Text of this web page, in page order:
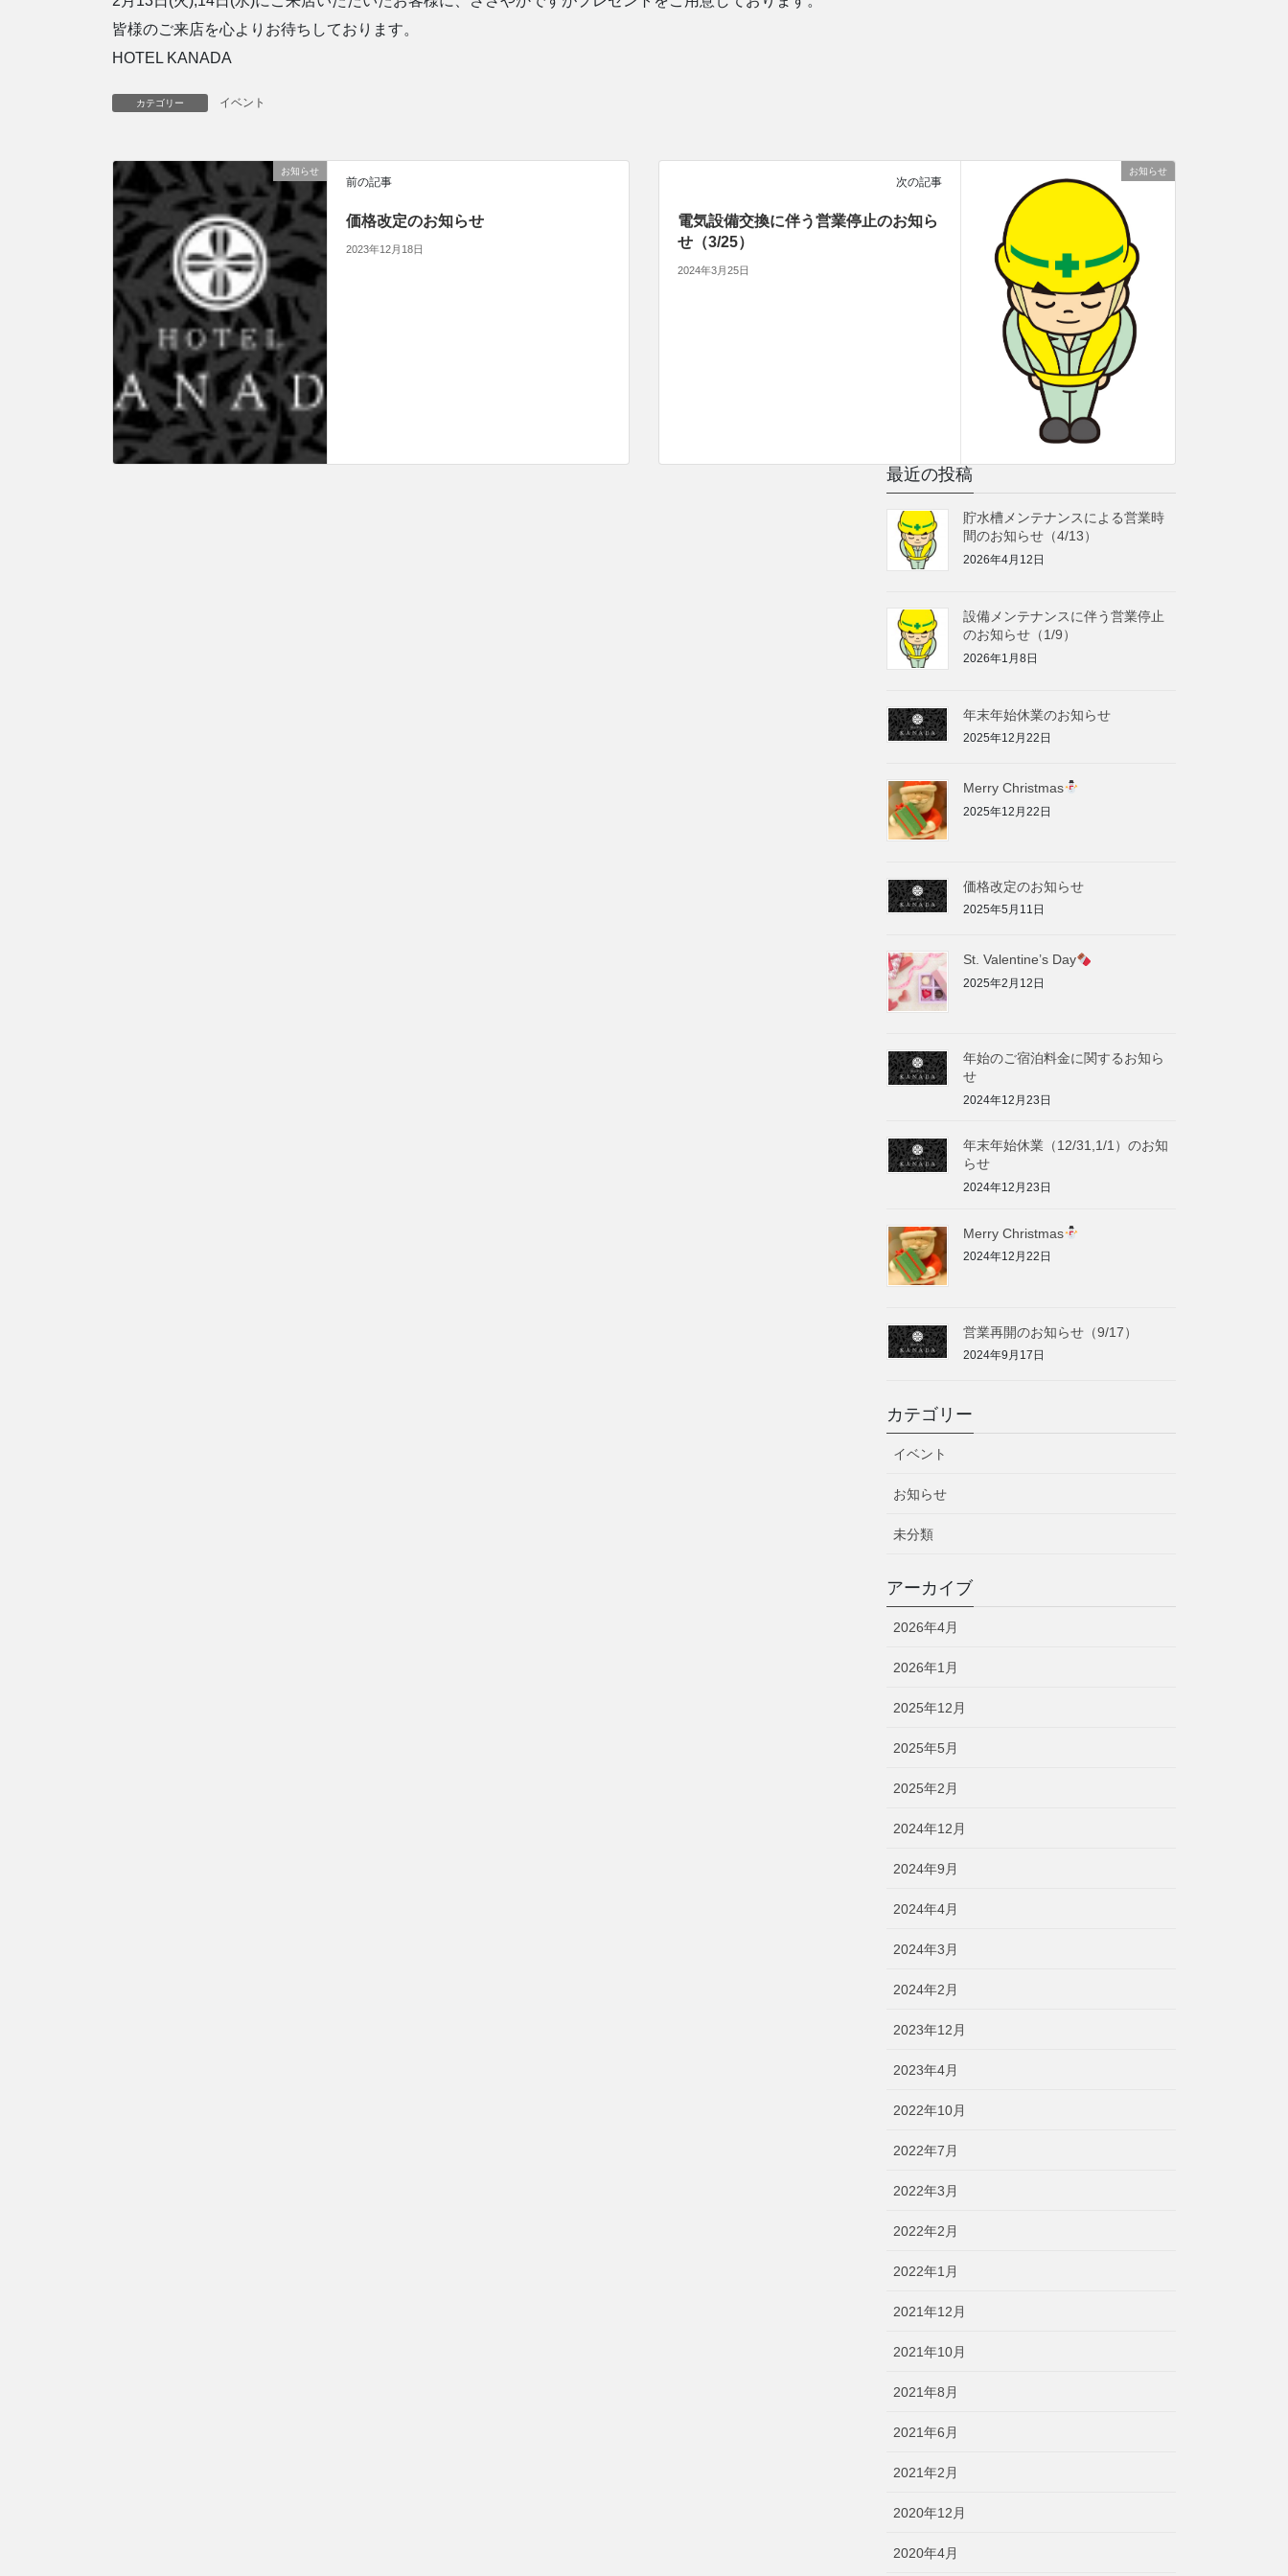
皆様のご来店を心よりお待ちしております。
HOTEL KANADA
カテゴリー イベント
お知らせ
前の記事
価格改定のお知らせ
2023年12月18日
お知らせ
次の記事
電気設備交換に伴う営業停止のお知ら
せ（3/25）
2024年3月25日
最近の投稿
貯水槽メンテナンスによる営業時
間のお知らせ（4/13）
2026年4月12日
設備メンテナンスに伴う営業停止
のお知らせ（1/9）
2026年1月8日
年末年始休業のお知らせ
2025年12月22日
Merry Christmas
2025年12月22日
価格改定のお知らせ
2025年5月11日
St. Valentine’s Day
2025年2月12日
年始のご宿泊料金に関するお知ら
せ
2024年12月23日
年末年始休業（12/31,1/1）のお知
らせ
2024年12月23日
Merry Christmas
2024年12月22日
営業再開のお知らせ（9/17）
2024年9月17日
カテゴリー
イベント
お知らせ
未分類
アーカイブ
2026年4月
2026年1月
2025年12月
2025年5月
2025年2月
2024年12月
2024年9月
2024年4月
2024年3月
2024年2月
2023年12月
2023年4月
2022年10月
2022年7月
2022年3月
2022年2月
2022年1月
2021年12月
2021年10月
2021年8月
2021年6月
2021年2月
2020年12月
2020年4月